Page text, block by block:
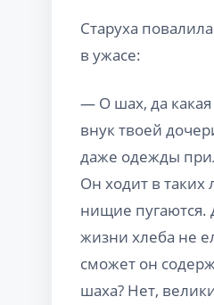
Старуха
в ужасе:
— О шах, да
внук твоей
даже одежды
Он ходит в таких
нищие пугаются.
жизни хлеба не
сможет он
шаха? Нет,